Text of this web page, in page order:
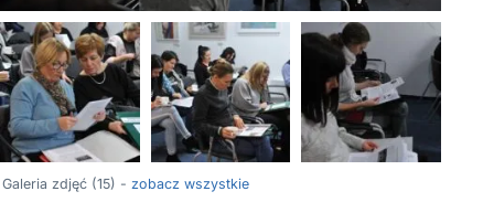
Galeria zdjęć (15) - zobacz wszystkie